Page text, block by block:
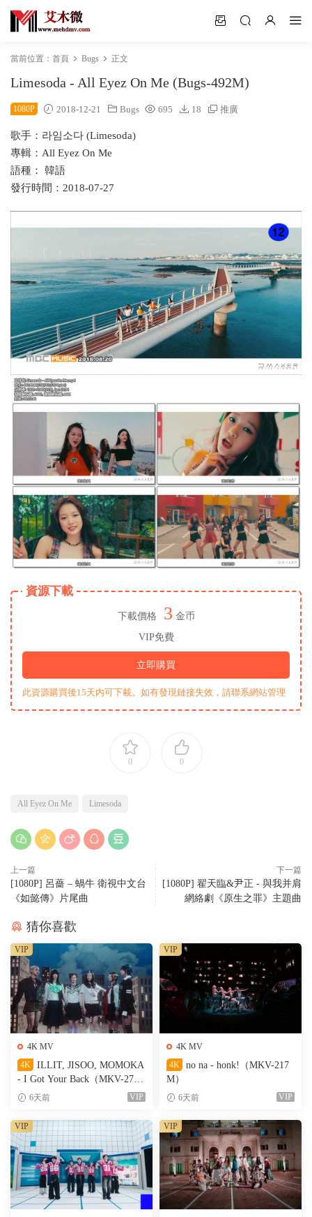
當前位置： 首頁 Bugs 正文
Limesoda - All Eyez On Me (Bugs-492M)
1080P 2018-12-21 Bugs 695 18 推廣
歌手：라임소다 (Limesoda)
專輯：All Eyez On Me
語種： 韓語
發行時間：2018-07-27
資源下載
下載價格 3 金币
VIP免費
立即購買
此資源購買後15天内可下載。如有發現鏈接失效，請聯系網站管理
0 0
All Eyez On Me Limesoda
上一篇
[1080P] 呂薔 – 蝸牛 衛視中文台
《如懿傳》片尾曲
下一篇
[1080P] 翟天臨&尹正 - 與我并肩
網絡劇《原生之罪》主題曲
猜你喜歡
4K MV
4K
ILLIT, JISOO, MOMOKA
- I Got Your Back（MKV-274
M）6天前 VIP
VIP
4K MV
4K
no na - honk!（MKV-217
M）
6天前 VIP
VIP
VIP VIP